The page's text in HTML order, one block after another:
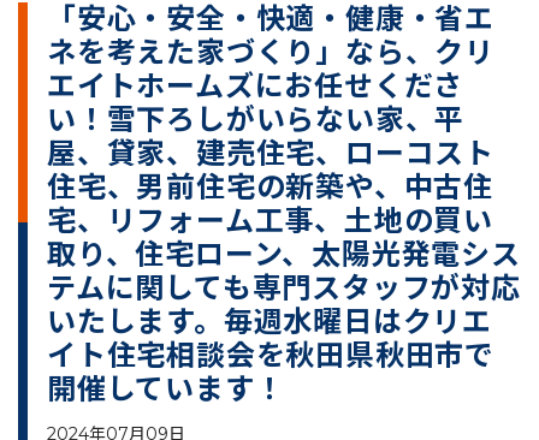
「安心・安全・快適・健康・省エ
ネを考えた家づくり」なら、クリ
エイトホームズにお任せくださ
い！雪下ろしがいらない家、平
屋、貸家、建売住宅、ローコスト
住宅、男前住宅の新築や、中古住
宅、リフォーム工事、土地の買い
取り、住宅ローン、太陽光発電シス
テムに関しても専門スタッフが対応
いたします。毎週水曜日はクリエ
イト住宅相談会を秋田県秋田市で
開催しています！
2024年07月09日